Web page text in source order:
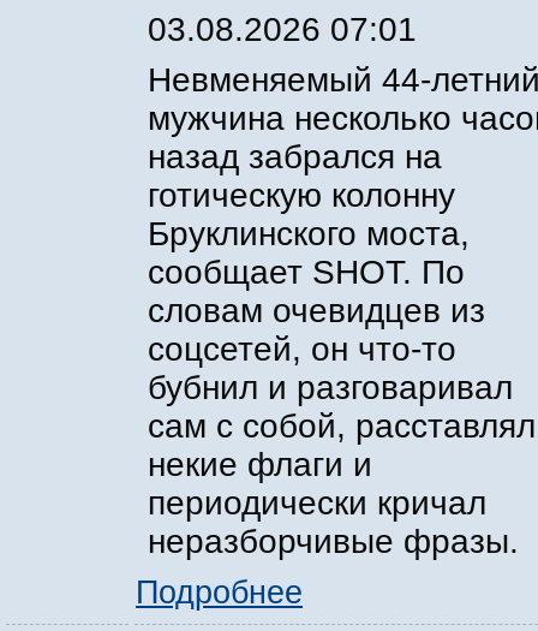
03.08.2026 07:01
Невменяемый 44-
мужчина несколько
назад забрался на
готическую колонну
Бруклинского моста,
сообщает SHOT. По
словам очевидцев из
соцсетей, он что-то
бубнил и разговаривал
сам с собой, расставлял
некие флаги и
периодически кричал
неразборчивые фразы.
Подробнее